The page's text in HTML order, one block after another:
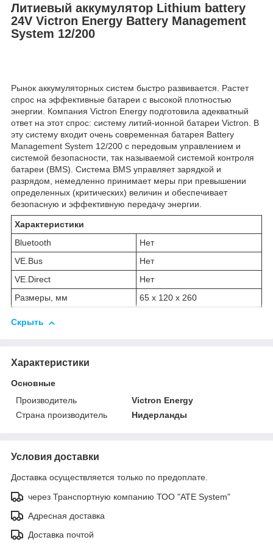
Литиевый аккумулятор Lithium battery
24V Victron Energy Battery Management
System 12/200
Рынок аккумуляторных систем быстро развивается. Растет
спрос на эффективные батареи с высокой плотностью
энергии. Компания Victron Energy подготовила адекватный
ответ на этот спрос: систему литий-ионной батареи Victron. В
эту систему входит очень современная батарея Battery
Management System 12/200 с передовым управлением и
системой безопасности, так называемой системой контроля
батареи (BMS). Система BMS управляет зарядкой и
разрядом, немедленно принимает меры при превышении
определенных (критических) величин и обеспечивает
безопасную и эффективную передачу энергии.
Характеристики
Bluetooth
Нет
VE.Bus
Нет
VE.Direct
Нет
Размеры, мм
65 x 120 x 260
Скрыть
Характеристики
Основные
Производитель
Victron Energy
Страна производитель
Нидерланды
Условия доставки
Доставка осуществляется только по предоплате.
через Транспортную компанию ТОО "ATE System"
Адресная доставка
Доставка почтой